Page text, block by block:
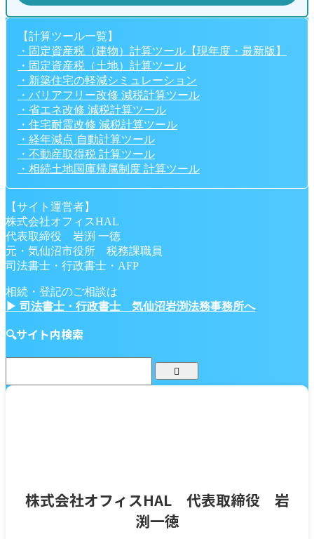
【計算ツール一覧】
・固定資産税（建物）計算ツール【現年度・最新版】
・固定資産税（土地）計算ツール
・新築住宅の軽減シミュレーション
・バリアフリー改修 減税計算ツール
・省エネ改修 減税計算ツール
・住宅耐震改修 減税計算ツール
・経年減点 自動計算ツール
・不動産取得税 計算ツール
・相続土地国庫帰属制度 計算ツール
【サイト運営者】
株式会社オフィスHAL
代表取締役 岩渕 一徳
元・気仙沼市役所 税務課職員
司法書士・行政書士・AFP
相続・登記のご相談は
▶ 司法書士・行政書士 気仙沼岩渕法務事務所へ
🔍サイト内検索
株式会社オフィスHAL 代表取締役 岩
渕一徳